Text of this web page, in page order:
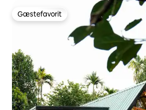
Gæstefavorit
Gæstefavorit